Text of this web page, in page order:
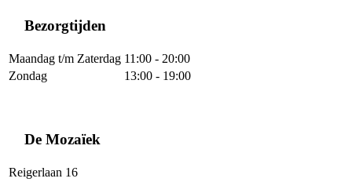
Bezorgtijden
Maandag t/m Zaterdag 11:00 - 20:00
Zondag
13:00 - 19:00
De Mozaïek
Reigerlaan 16